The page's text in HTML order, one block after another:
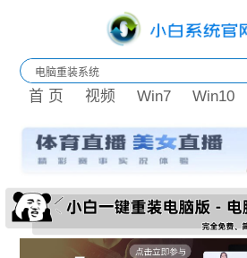
首 页 视频 Win7 Win10